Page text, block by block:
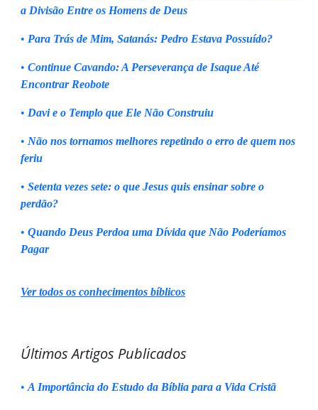
a Divisão Entre os Homens de Deus
• Para Trás de Mim, Satanás: Pedro Estava Possuído?
• Continue Cavando: A Perseverança de Isaque Até
Encontrar Reobote
• Davi e o Templo que Ele Não Construiu
• Não nos tornamos melhores repetindo o erro de quem nos
feriu
• Setenta vezes sete: o que Jesus quis ensinar sobre o
perdão?
• Quando Deus Perdoa uma Dívida que Não Poderíamos
Pagar
Ver todos os conhecimentos bíblicos
Últimos Artigos Publicados
• A Importância do Estudo da Bíblia para a Vida Cristã